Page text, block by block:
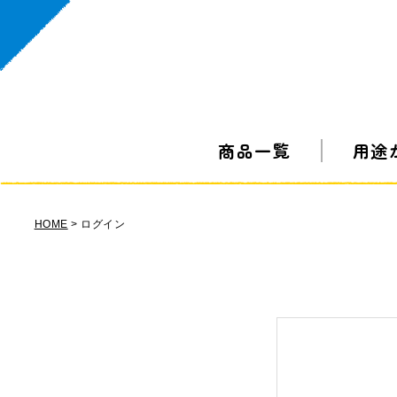
商品一覧 用途
HOME ログイン